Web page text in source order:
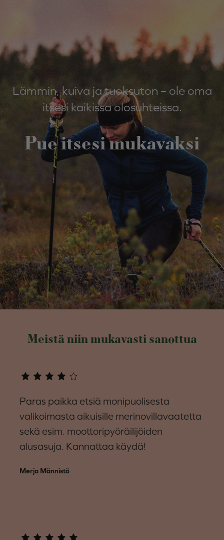
Lämmin, kuiva ja tuoksuton – ole oma
itsesi kaikissa olosuhteissa.
Pue itsesi mukavaksi
Meistä niin mukavasti sanottua
Paras paikka etsiä monipuolisesta
valikoimasta aikuisille merinovillavaatetta
sekä esim. moottoripyöräilijöiden
alusasuja. Kannattaa käydä!
Merja Männistö